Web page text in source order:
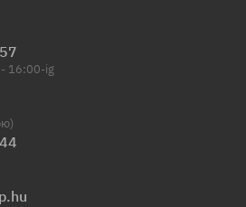
16:00-ig